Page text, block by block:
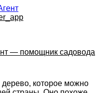
— помощник садовода
дерево, которое можно